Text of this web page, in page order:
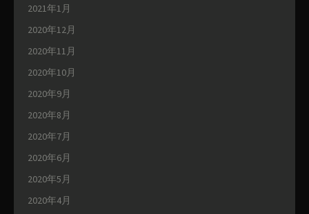
2021年1月
2020年12月
2020年11月
2020年10月
2020年9月
2020年8月
2020年7月
2020年6月
2020年5月
2020年4月